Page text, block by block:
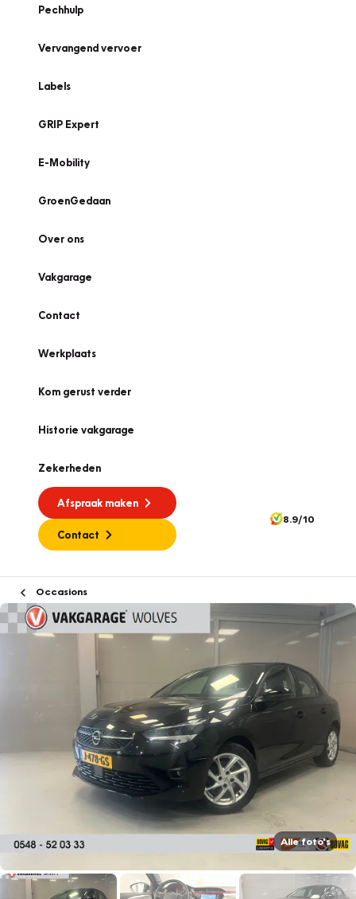
Pechhulp
Vervangend vervoer
Labels
GRIP Expert
E-Mobility
GroenGedaan
Over ons
Vakgarage
Contact
Werkplaats
Kom gerust verder
Historie vakgarage
Zekerheden
Afspraak maken
Contact
8.9/10
Occasions
Alle foto's